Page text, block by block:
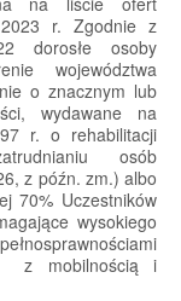
r. Zgodnie z
dorosłe osoby
województwa
o znacznym lub
wydawane na
r. o rehabilitacji
osób
z późn. zm.) albo
70% Uczestników
wysokiego
z mobilnością i